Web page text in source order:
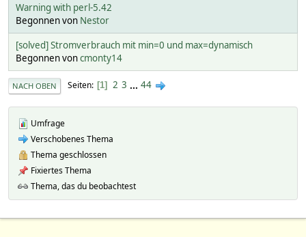
Warning with perl-5.42
Begonnen von Nestor
[solved] Stromverbrauch mit min=0 und max=dynamisch
Begonnen voncmonty14
NACH OBEN Seiten 1 2 3 ... 44
Umfrage
Verschobenes Thema
Thema geschlossen
Fixiertes Thema
Thema, das du beobachtest